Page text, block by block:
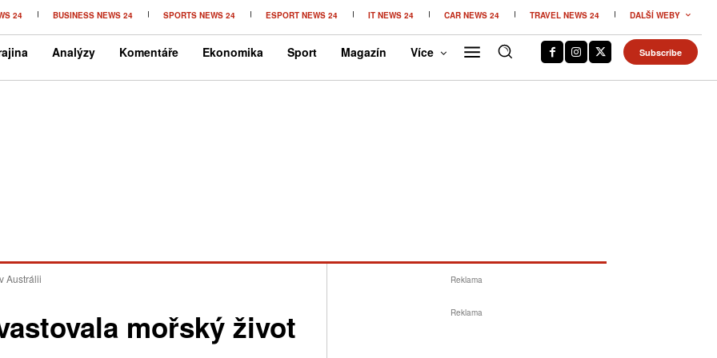
24 BUSINESS NEWS 24 SPORTS NEWS 24 ESPORT NEWS 24 IT NEWS 24 CAR NEWS 24 TRAVEL NEWS 24 DALŠÍ WEBY
Analýzy Komentáře Ekonomika Sport Magazín Více Subscribe
Austrálii
mořský život
Reklama
Reklama